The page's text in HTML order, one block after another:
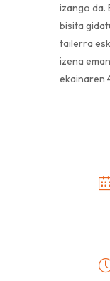
izango da.
bisita
tailerra
izena
ekainaren